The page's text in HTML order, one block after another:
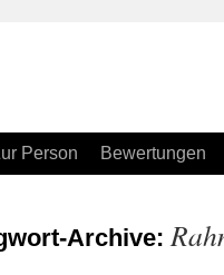
Person Bewertungen
Archive: